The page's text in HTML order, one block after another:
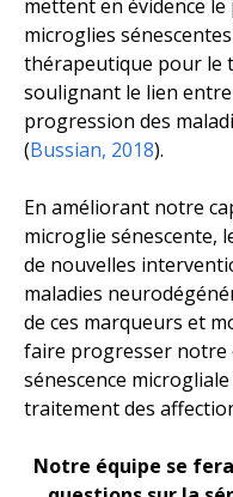
mettent en évidence
microglies
thérapeutique pour le
soulignant le lien
progression des
(Bussian, 2018).
En améliorant notre
microglie sénescente,
de nouvelles
maladies
de ces marqueurs et
faire progresser notre
sénescence
traitement des
Notre équipe se